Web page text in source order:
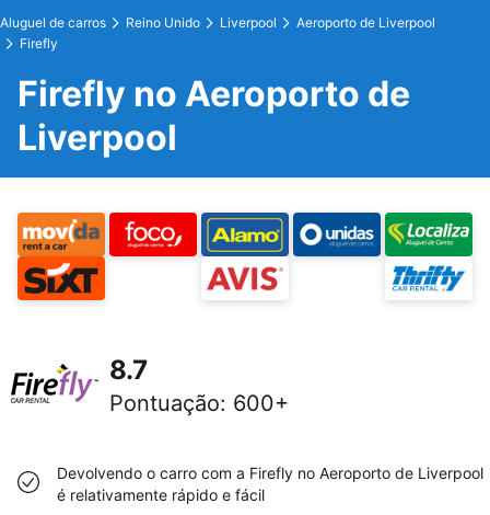
Aluguel de carros Reino Unido Liverpool
Aeroporto de Liverpool
Firefly
Firefly no Aeroporto de
Liverpool
8.7
Pontuação: 600+
Devolvendo o carro com a Firefly no Aeroporto de Liverpool
é relativamente rápido e fácil